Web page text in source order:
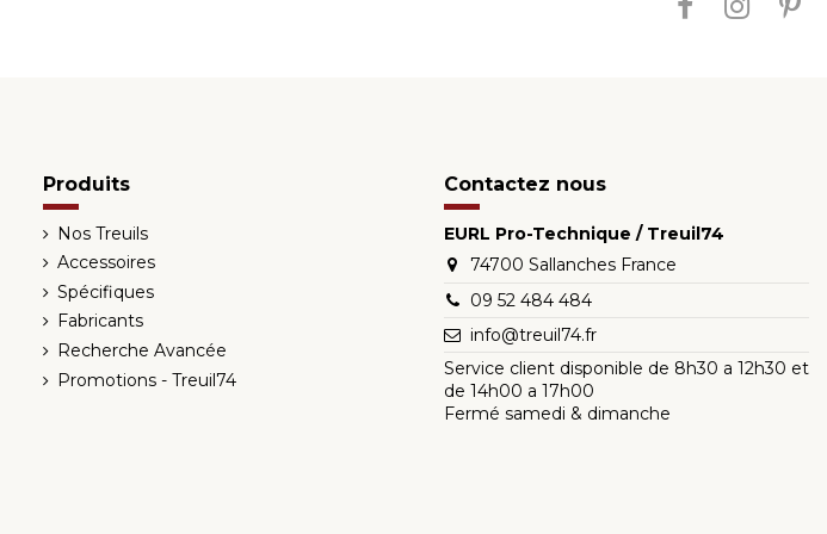
Produits
Nos Treuils
Accessoires
Spécifiques
Fabricants
Recherche Avancée
Promotions - Treuil74
Contactez nous
EURL Pro-Technique / Treuil74
74700 Sallanches France
09 52 484 484
info@treuil74.fr
Service client disponible de 8h30 a 12h30 et
de 14h00 a 17h00
Fermé samedi & dimanche